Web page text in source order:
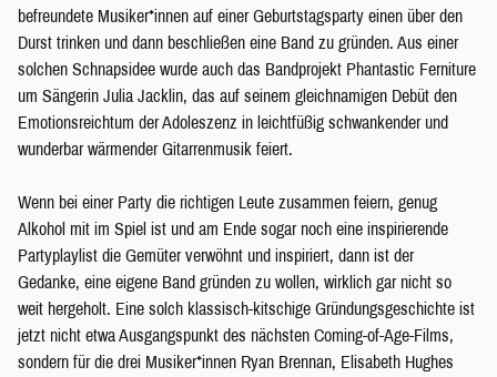
befreundete Musiker*innen auf einer Geburtstagsparty einen über den
Durst trinken und dann beschließen eine Band zu gründen. Aus einer
solchen Schnapsidee wurde auch das Bandprojekt Phantastic Ferniture
um Sängerin Julia Jacklin, das auf seinem gleichnamigen Debüt den
Emotionsreichtum der Adoleszenz in leichtfüßig schwankender und
wunderbar wärmender Gitarrenmusik feiert.
Wenn bei einer Party die richtigen Leute zusammen feiern, genug
Alkohol mit im Spiel ist und am Ende sogar noch eine inspirierende
Partyplaylist die Gemüter verwöhnt und inspiriert, dann ist der
Gedanke, eine eigene Band gründen zu wollen, wirklich gar nicht so
weit hergeholt. Eine solch klassisch-kitschige Gründungsgeschichte ist
jetzt nicht etwa Ausgangspunkt des nächsten Coming-of-Age-Films,
sondern für die drei Musiker*innen Ryan Brennan, Elisabeth Hughes